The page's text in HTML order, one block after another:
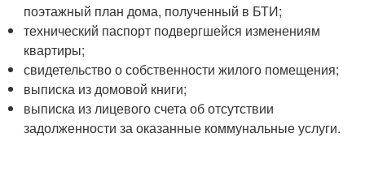
поэтажный план дома, полученный в БТИ;
технический паспорт подвергшейся изменениям
квартиры;
свидетельство о собственности жилого помещения;
выписка из домовой книги;
выписка из лицевого счета об отсутствии
задолженности за оказанные коммунальные услуги.